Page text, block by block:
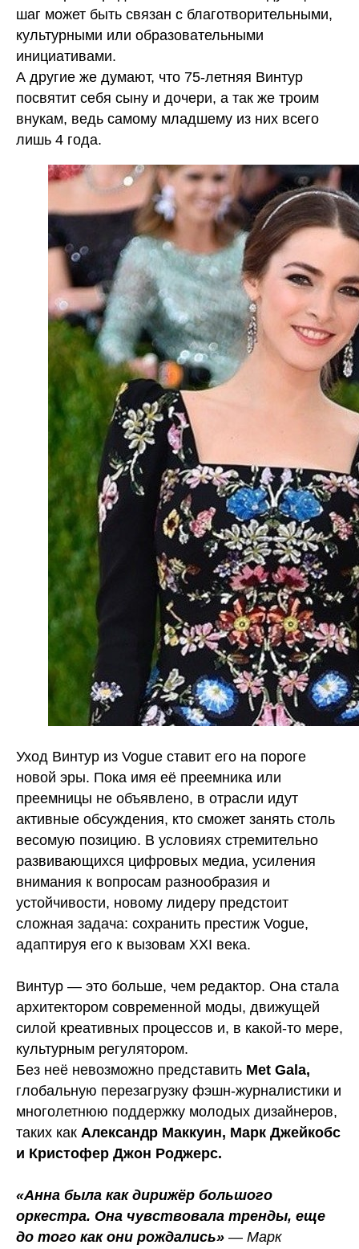
шаг может быть связан с благотворительными,
культурными или образовательными
инициативами.
А другие же думают, что 75-летняя Винтур
посвятит себя сыну и дочери, а так же троим
внукам, ведь самому младшему из них всего
лишь 4 года.
Уход Винтур из Vogue ставит его на пороге
новой эры. Пока имя её преемника или
преемницы не объявлено, в отрасли идут
активные обсуждения, кто сможет занять столь
весомую позицию. В условиях стремительно
развивающихся цифровых медиа, усиления
внимания к вопросам разнообразия и
устойчивости, новому лидеру предстоит
сложная задача: сохранить престиж Vogue,
адаптируя его к вызовам XXI века.
Винтур — это больше, чем редактор. Она стала
архитектором современной моды, движущей
силой креативных процессов и, в какой-то мере,
культурным регулятором.
Без неё невозможно представить Met Gala,
глобальную перезагрузку фэшн-журналистики и
многолетнюю поддержку молодых дизайнеров,
таких как Александр Маккуин, Марк Джейкобс
и Кристофер Джон Роджерс.
«Анна была как дирижёр большого
оркестра. Она чувствовала тренды, еще
до того как они рождались» — Марк